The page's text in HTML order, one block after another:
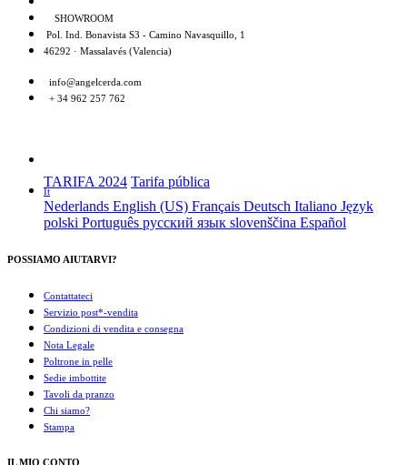
SHOWROOM
Pol. Ind. Bonavista S3 - Camino Navasquillo, 1
46292 · Massalavés (Valencia)
info@angelcerda.com
+ 34 962 257 762
TARIFA 2024 Tarifa pública
It
Nederlands English (US) Français Deutsch Italiano Język
polski Português русский язык slovenščina Español
POSSIAMO AIUTARVI?
Contattateci
Servizio post*-vendita
Condizioni di vendita e consegna
Nota Legale
Poltrone in pelle
Sedie imbottite
Tavoli da pranzo
Chi siamo?
Stampa
IL MIO CONTO